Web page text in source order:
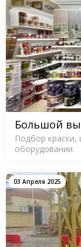
Большой
Подбор краски,
оборудовании.
03 Апреля 2025